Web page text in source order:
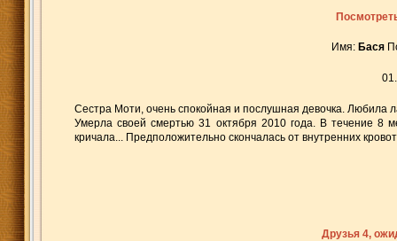
Имя: Бася
Сестра Моти, очень спокойная и послушная девочка. Любила
Умерла своей смертью 31 октября 2010 года. В течение 8
кричала... Предположительно скончалась от внутренних
Друзья 4,